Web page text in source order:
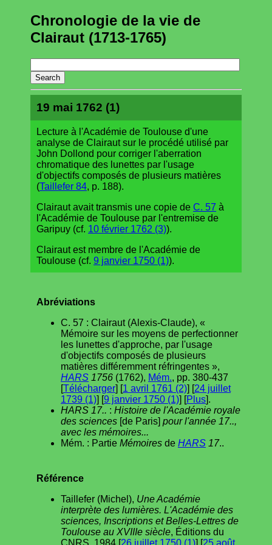
Chronologie de la vie de
Clairaut (1713-1765)
19 mai 1762 (1)
Lecture à l'Académie de Toulouse d'une
analyse de Clairaut sur le procédé utilisé par
John Dollond pour corriger l'aberration
chromatique des lunettes par l'usage
d'objectifs composés de plusieurs matières
(Taillefer 84, p. 188).
Clairaut avait transmis une copie de C. 57 à
l'Académie de Toulouse par l'entremise de
Garipuy (cf. 10 février 1762 (3)).
Clairaut est membre de l'Académie de
Toulouse (cf. 9 janvier 1750 (1)).
Abréviations
C. 57 : Clairaut (Alexis-Claude), «
Mémoire sur les moyens de perfectionner
les lunettes d'approche, par l'usage
d'objectifs composés de plusieurs
matières différemment réfringentes »,
HARS 1756 (1762), Mém., pp. 380-437
[Télécharger] [1 avril 1761 (2)] [24 juillet
1739 (1)] [9 janvier 1750 (1)] [Plus].
HARS 17.. : Histoire de l'Académie royale
des sciences [de Paris] pour l'année 17..,
avec les mémoires...
Mém. : Partie Mémoires de HARS 17..
Référence
Taillefer (Michel), Une Académie
interprète des lumières. L'Académie des
sciences, Inscriptions et Belles-Lettres de
Toulouse au XVIIIe siècle, Éditions du
CNRS, 1984 [26 juillet 1750 (1)] [25 août